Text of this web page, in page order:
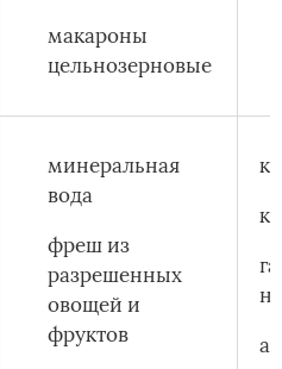
макароны
цельнозерновые
минеральная
вода
фреш из
разрешенных
овощей и
фруктов